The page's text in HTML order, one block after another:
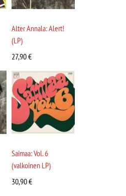
Alter Annala: Alert!
(LP)
27,90€
Saimaa: Vol. 6
(valkoinen LP)
30,90€